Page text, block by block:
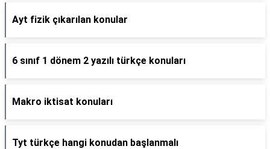
Ayt fizik çıkarılan konular
6 sınıf 1 dönem 2 yazılı türkçe konuları
Makro iktisat konuları
Tyt türkçe hangi konudan başlanmalı